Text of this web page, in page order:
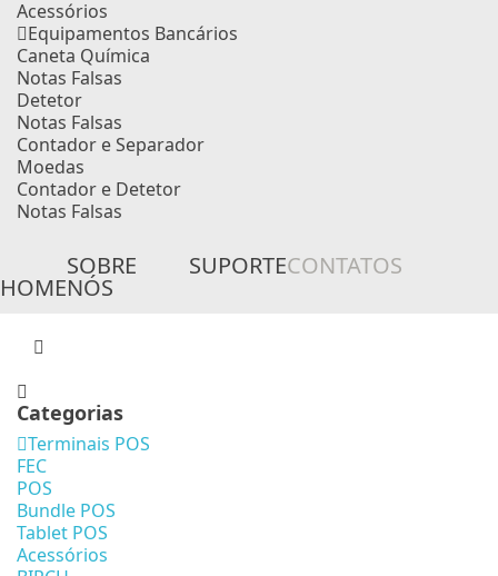
Acessórios
Equipamentos Bancários
Caneta Química
Notas Falsas
Detetor
Notas Falsas
Contador e Separador
Moedas
Contador e Detetor
Notas Falsas
HOME
SOBRE
NÓS
SUPORTECONTATOS
Categorias
Terminais POS
FEC
POS
Bundle POS
Tablet POS
Acessórios